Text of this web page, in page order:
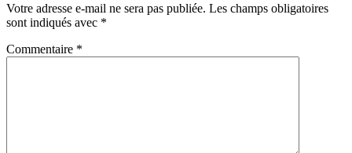
Votre adresse e-mail ne sera pas publiée. Les champs obligatoires
sont indiqués avec *
Commentaire *